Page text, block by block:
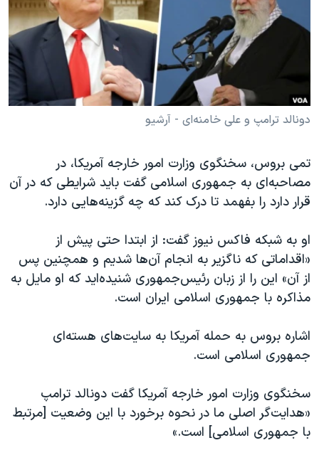
فرهنگ و زندگی
حقوق شهروندی
علم و فناوری
اسرائیل در جنگ
آرشیو پخش زنده
مستندها
انتخابات ریاست جمهوری آمریکا ۲۰۲۴
حمله جمهوری اسلامی به اسرائیل
رمز مهسا
ورزش زنان در ایران
مجموعه مستندهای دادخواهی
تریبونال مردمی آبان ۹۸
چهل سال گروگان‌گیری
قانون شفافیت دارائی کادر رهبری ایران
اعتراضات مردمی آبان ۹۸
نرگس محمدی برنده جایزه نوبل صلح
صفحه‌های ویژه
سفر پرزیدنت ترامپ به چین
دنبال کنید
زبانهای مختلف
دونالد ترامپ و علی خامنه‌ای - آرشیو
تمی بروس، سخنگوی وزارت امور خارجه آمریکا، در
مصاحبه‌ای به جمهوری اسلامی گفت باید شرایطی که در آن
قرار دارد را بفهمد تا درک کند که چه گزینه‌هایی دارد.
او به شبکه فاکس نیوز گفت: از ابتدا حتی پیش از
«اقداماتی که ناگزیر به انجام آن‌ها شدیم و همچنین پس
از آن» این را از زبان رئیس‌جمهوری شنیده‌اید که او مایل به
مذاکره با جمهوری اسلامی ایران است.
اشاره بروس به حمله آمریکا به سایت‌های هسته‌ای
جمهوری اسلامی است.
سخنگوی وزارت امور خارجه آمریکا گفت دونالد ترامپ
«هدایت‌گر اصلی ما در نحوه برخورد با این وضعیت [مرتبط
با جمهوری اسلامی] است.»